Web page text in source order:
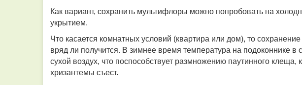
Как вариант, сохранить мультифлоры можно попробовать на
укрытием.
Что касается комнатных условий (квартира или дом), то
вряд ли получится. В зимнее время температура на подоконнике в
сухой воздух, что поспособствует размножению паутинного
хризантемы съест.